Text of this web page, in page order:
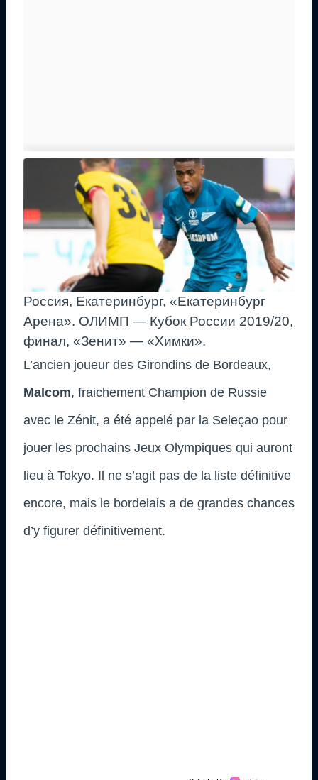
Россия, Екатеринбург, «Екатеринбург
Арена». ОЛИМП — Кубок России 2019/20,
финал, «Зенит» — «Химки».
L’ancien joueur des Girondins de Bordeaux,
Malcom, fraichement Champion de Russie
avec le Zénit, a été appelé par la Seleçao pour
jouer les prochains Jeux Olympiques qui auront
lieu à Tokyo. Il ne s’agit pas de la liste définitive
encore, mais le bordelais a de grandes chances
d’y figurer définitivement.